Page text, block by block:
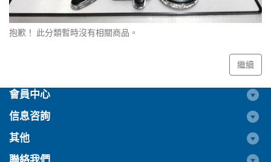
抱歉！ 此分類暫時沒有相關商品。
繼續
會員中心
信息咨詢
其他
聯絡我們